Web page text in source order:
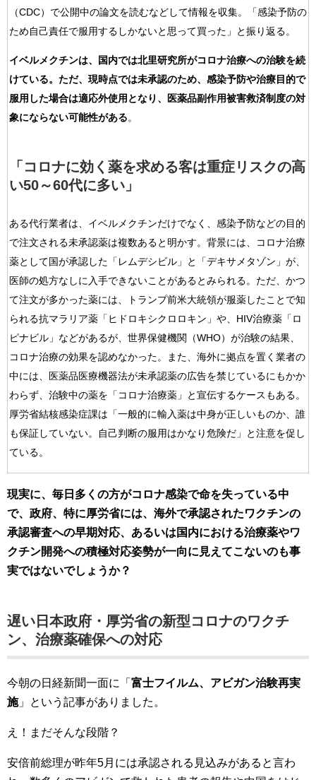
（CDC）で公開中の論文を読むなどして情報を収集。「感染予防の
ため自己責任で服用するしかないと思って買った」と振り返る。
イベルメクチンは、国内では北里研究所がコロナ治療への治験を続
けている。ただ、現時点では未承認のため、感染予防や治療目的で
服用した場合は適応外使用となり、医薬品副作用被害救済制度の対
象にならない可能性がある。
「コロナに効く薬を求める客は重症リスクの高
い50～60代に多い」
ある代行業者は、イベルメクチンだけでなく、感染予防などの目的
で注文される未承認薬は複数あると明かす。背景には、コロナ治療
薬として国が承認した「レムデシビル」と「デキサメタゾン」が、
医師の処方なしに入手できないことがあるとみられる。ただ、かつ
て注文が多かった薬には、トランプ前米大統領が服薬したことで知
られる抗マラリア薬「ヒドロキシクロロキン」や、HIV治療薬「ロ
ピナビル」などがあるが、世界保健機関（WHO）が治験の結果、
コロナ治療の効果を認めなかった。また、海外に拠点を置く業者の
中には、医薬品医療機器法が未承認薬の広告を禁じているにもかか
わらず、治験中の薬を「コロナ治療薬」と宣伝するケースもある。
厚労省結核感染症課は「一般的に輸入薬は中身が正しいものか、誰
も保証していない。自己判断の服用はかなり危険だ」と注意を促し
ている。
現実に、毎日多くの方がコロナ感染で命を失っている中
で、政府、特に厚労省には、海外で承認されたワクチンの
承認審査への早期対応、あるいは国内における治療薬やワ
クチン開発への積極対応姿勢が一向に見えてこないのも事
実ではないでしょうか？
遅い日本政府・厚労省の新型コロナのワクチ
ン、治療薬確保への対応
今朝の日経新聞一面に「 富士フイルム、アビガン治験再実
施」という記事がありました。
え！まだそんな段階？
安倍前総理が昨年5月には承認される見込みがあると言わ